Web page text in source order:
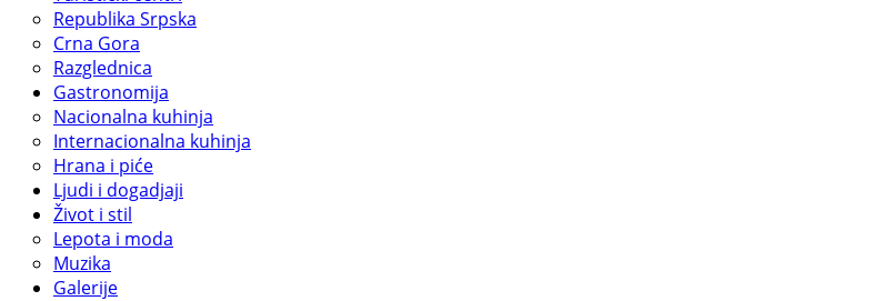
Republika Srpska
Crna Gora
Razglednica
Gastronomija
Nacionalna kuhinja
Internacionalna kuhinja
Hrana i piće
Ljudi i dogadjaji
Život i stil
Lepota i moda
Muzika
Galerije